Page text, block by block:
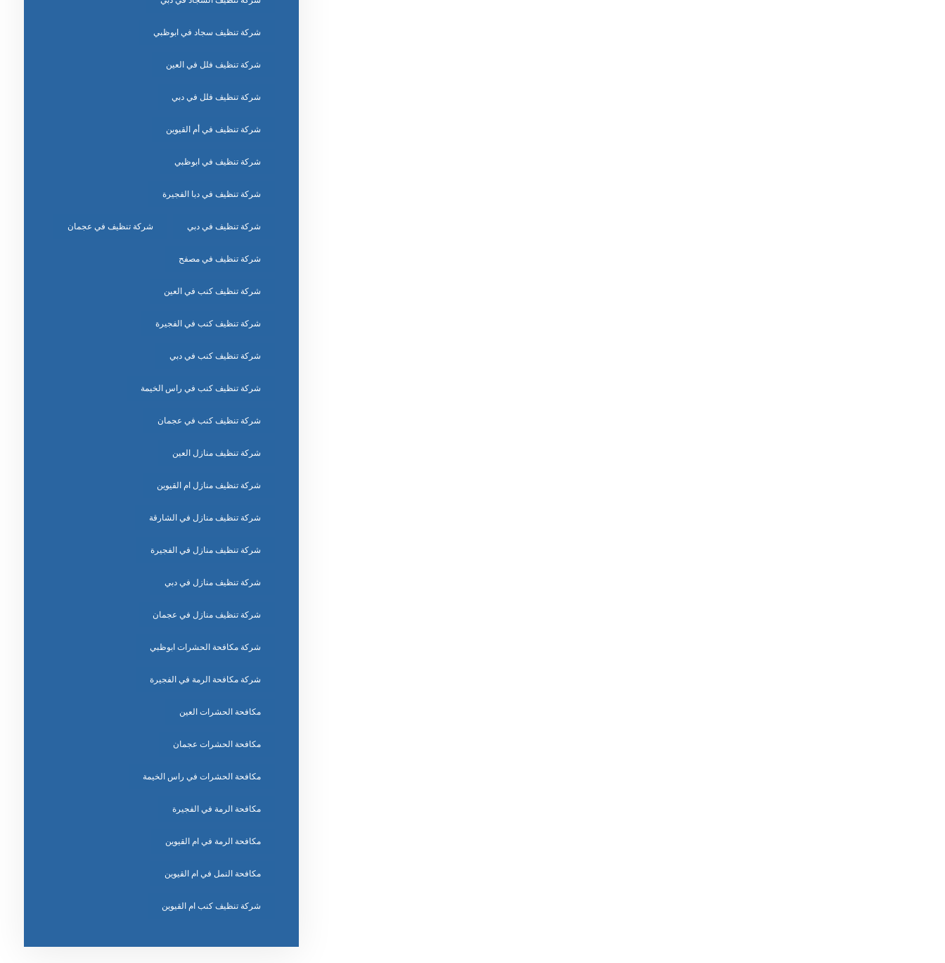
شركة تنظيف سجاد في ابوظبي
شركة تنظيف فلل في العين
شركة تنظيف فلل في دبي
شركة تنظيف في أم القيوين
شركة تنظيف في ابوظبي
شركة تنظيف في دبا الفجيرة
شركة تنظيف في دبي شركة تنظيف في عجمان
شركة تنظيف في مصفح
شركة تنظيف كنب في العين
شركة تنظيف كنب في الفجيرة
شركة تنظيف كنب في دبي
شركة تنظيف كنب في راس الخيمة
شركة تنظيف كنب في عجمان
شركة تنظيف منازل العين
شركة تنظيف منازل ام القيوين
شركة تنظيف منازل في الشارقة
شركة تنظيف منازل في الفجيرة
شركة تنظيف منازل في دبي
شركة تنظيف منازل في عجمان
شركة مكافحة الحشرات ابوظبي
شركة مكافحة الرمة في الفجيرة
مكافحة الحشرات العين
مكافحة الحشرات عجمان
مكافحة الحشرات في راس الخيمة
مكافحة الرمة في الفجيرة
مكافحة الرمة في ام القيوين
مكافحة النمل في ام القيوين